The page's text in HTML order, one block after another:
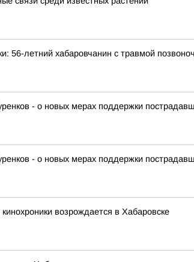
56-летний хабаровчанин с травмой
- о новых мерах поддержки
- о новых мерах поддержки
возрождается в Хабаровске